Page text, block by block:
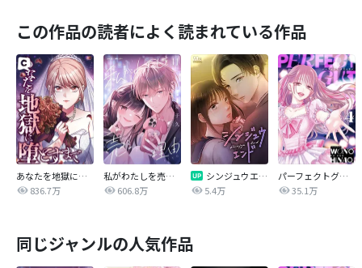
この作品の読者によく読まれている作品
あなたを地獄に堕とすまで
836.7万
私がわたしを売る理由
606.8万
シンジュウエンド【タテヨミ】
5.4万
パーフェクトグリッター
35.1万
同じジャンルの人気作品